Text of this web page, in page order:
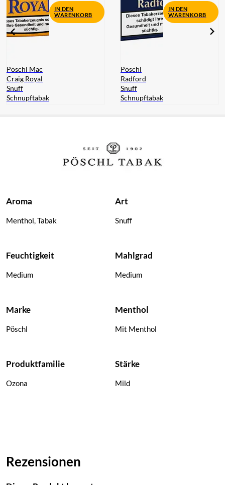
Pöschl Mac
Craig Royal
Snuff
Schnupftabak
IN DEN
WARENKORB
Pöschl
Radford
Snuff
Schnupftabak
IN DEN
WARENKORB
Aroma
Menthol, Tabak
Art
Snuff
Feuchtigkeit
Medium
Mahlgrad
Medium
Marke
Pöschl
Menthol
Mit Menthol
Produktfamilie
Ozona
Stärke
Mild
Rezensionen